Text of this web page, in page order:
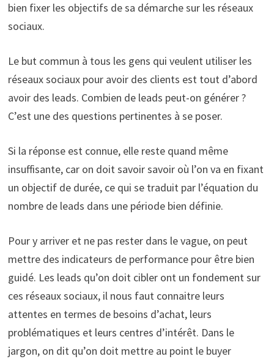
bien fixer les objectifs de sa démarche sur les réseaux
sociaux.
Le but commun à tous les gens qui veulent utiliser les
réseaux sociaux pour avoir des clients est tout d’abord
avoir des leads. Combien de leads peut-on générer ?
C’est une des questions pertinentes à se poser.
Si la réponse est connue, elle reste quand même
insuffisante, car on doit savoir savoir où l’on va en fixant
un objectif de durée, ce qui se traduit par l’équation du
nombre de leads dans une période bien définie.
Pour y arriver et ne pas rester dans le vague, on peut
mettre des indicateurs de performance pour être bien
guidé. Les leads qu’on doit cibler ont un fondement sur
ces réseaux sociaux, il nous faut connaitre leurs
attentes en termes de besoins d’achat, leurs
problématiques et leurs centres d’intérêt. Dans le
jargon, on dit qu’on doit mettre au point le buyer